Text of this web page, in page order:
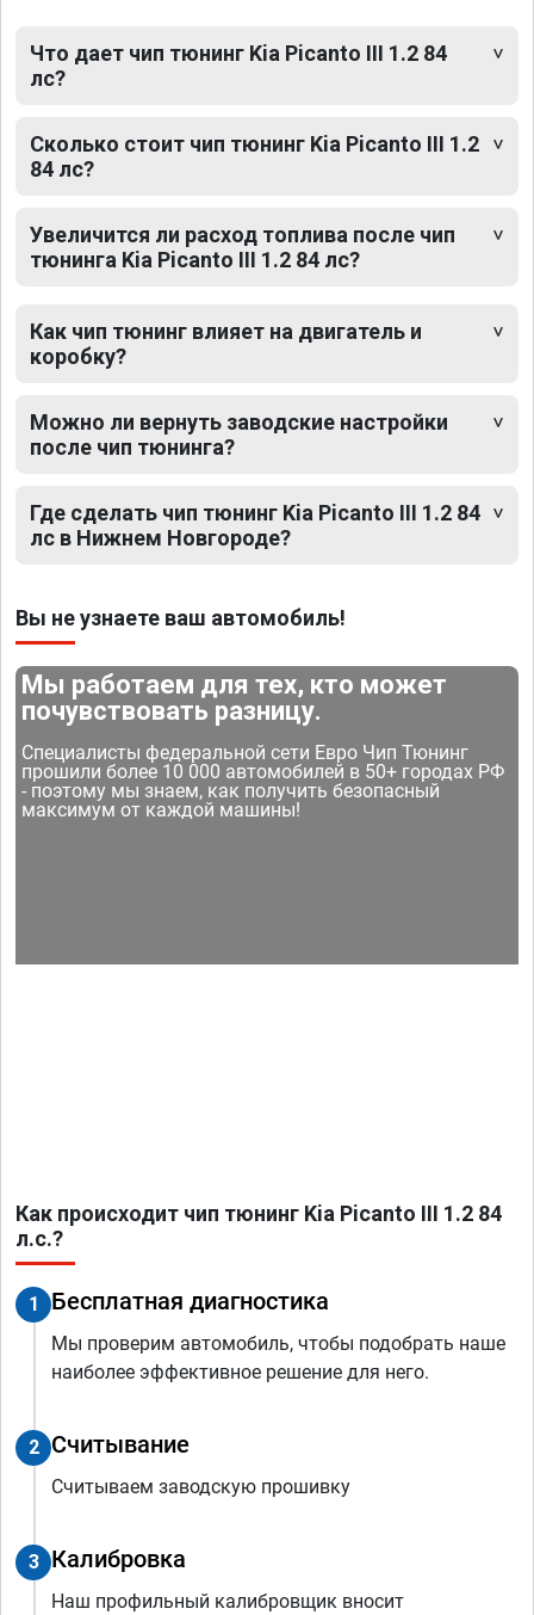
Что дает чип тюнинг Kia Picanto III 1.2 84
лс?
Сколько стоит чип тюнинг Kia Picanto III 1.2
84 лс?
Увеличится ли расход топлива после чип
тюнинга Kia Picanto III 1.2 84 лс?
Как чип тюнинг влияет на двигатель и
коробку?
Можно ли вернуть заводские настройки
после чип тюнинга?
Где сделать чип тюнинг Kia Picanto III 1.2 84
лс в Нижнем Новгороде?
Вы не узнаете ваш автомобиль!
Мы работаем для тех, кто может
почувствовать разницу.
Специалисты федеральной сети Евро Чип Тюнинг
прошили более 10 000 автомобилей в 50+ городах РФ
- поэтому мы знаем, как получить безопасный
максимум от каждой машины!
Как происходит чип тюнинг Kia Picanto III 1.2 84
л.с.?
1 Бесплатная диагностика
Мы проверим автомобиль, чтобы подобрать наше
наиболее эффективное решение для него.
2 Считывание
Считываем заводскую прошивку
3 Калибровка
Наш профильный калибровщик вносит